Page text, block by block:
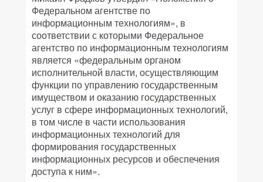
Федеральном агентстве по
информационным технологиям», в
соответствии с которыми Федеральное
агентство по информационным технологиям
является «федеральным органом
исполнительной власти, осуществляющим
функции по управлению государственным
имуществом и оказанию государственных
услуг в сфере информационных технологий,
в том числе в части использования
информационных технологий для
формирования государственных
информационных ресурсов и обеспечения
доступа к ним».